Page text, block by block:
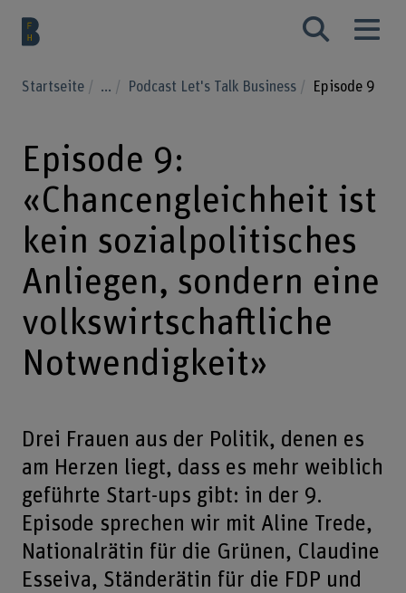
Startseite ... Podcast Let's Talk Business Episode 9
Episode 9:
«Chancengleichheit ist
kein sozialpolitisches
Anliegen, sondern eine
volkswirtschaftliche
Notwendigkeit»
Drei Frauen aus der Politik, denen es
am Herzen liegt, dass es mehr weiblich
geführte Start-ups gibt: in der 9.
Episode sprechen wir mit Aline Trede,
Nationalrätin für die Grünen, Claudine
Esseiva, Ständerätin für die FDP und